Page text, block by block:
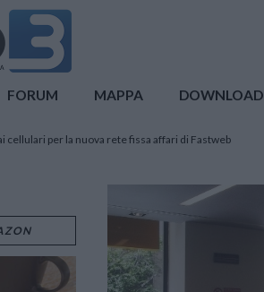
FORUM MAPPA DOWNLOAD
cellulari per la nuova rete fissa affari di Fastweb